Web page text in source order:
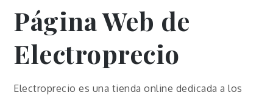
Página Web de
Electroprecio
Electroprecio es una tienda online dedicada a los